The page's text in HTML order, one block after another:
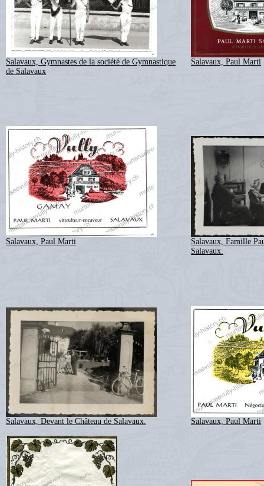
Salavaux, Gymnastes de la société de Gymnastique
de Salavaux
Salavaux, Paul Marti
Salavaux, Paul Marti
Salavaux, Famille
Salavaux.
Salavaux, Devant le Château de Salavaux. Salavaux, Paul Marti